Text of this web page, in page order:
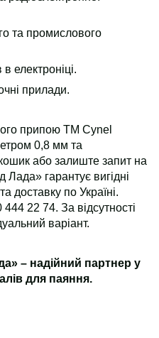
та промислового
електроніці.
прилади.
припою ТМ Cynel
0,8 мм та
або залиште запит на
гарантує вигідні
доставку по Україні.
22 74. За відсутності
варіант.
– надійний партнер у
для паяння.